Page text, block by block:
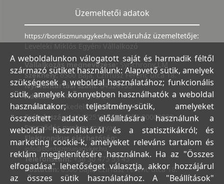
Üzemeltetői adatok
https://bordiszmunagyker.hu webáruház üzemeltetője:
Leveleki Miklós Egyéni Vállalkozó
Vállalkozás megnevezése: Synchrony LM
Székhely:6500 Baja, Czirfusz Ferenc utca 18.
Nyilvántartási szám:04524155
Adószám:44018371-2-23
Bank:Kereskedelmi és Hitelbank
Számlaszám:10402513-25154254-00000000
Szerződés nyelve:magyar
Elektronikus elérhetőség:
info@bordiszmunagyker.hu
Telefonszám: +36 30 475 53 45
Postacím:6500 Baja, Czirfusz Ferenc utca 18.
A weboldalunkon válogatott saját és harmadik féltől
származó sütiket használunk: Alapvető sütik, amelyek
szükségesek a weboldal használatához; funkcionális
sütik, amelyek könnyebben használhatók a weboldal
használatakor; teljesítmény-sütik, amelyeket
összesített adatok előállítására használunk a
weboldal használatáról és a statisztikákról; és
marketing cookie-k, amelyeket releváns tartalom és
reklám megjelenítésére használnak. Ha az "Összes
elfogadása" lehetőséget választja, akkor hozzájárul
az összes sütik használatához. A "Beállítások"